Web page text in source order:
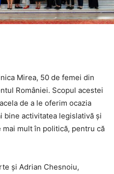
Mirea, 50 de femei din
României. Scopul acestei
de a le oferim ocazia
bine activitatea legislativă și
mult în politică, pentru că
și Adrian Chesnoiu,